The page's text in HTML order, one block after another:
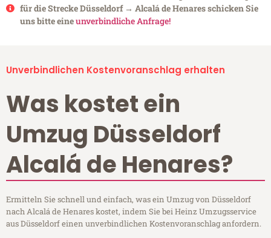
für die Strecke Düsseldorf → Alcalá de Henares schicken Sie
uns bitte eineunverbindliche Anfrage!
Unverbindlichen Kostenvoranschlag erhalten
Was kostet ein
Umzug Düsseldorf
Alcalá de Henares?
Ermitteln Sie schnell und einfach, was ein Umzug von Düsseldorf
nach Alcalá de Henares kostet, indem Sie bei Heinz Umzugsservice
aus Düsseldorf einen unverbindlichen Kostenvoranschlag anfordern.